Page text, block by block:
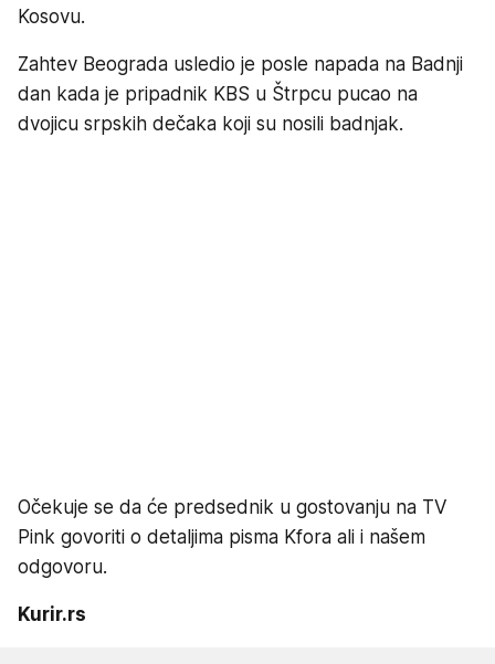
Kosovu.
Zahtev Beograda usledio je posle napada na Badnji
dan kada je pripadnik KBS u Štrpcu pucao na
dvojicu srpskih dečaka koji su nosili badnjak.
Očekuje se da će predsednik u gostovanju na TV
Pink govoriti o detaljima pisma Kfora ali i našem
odgovoru.
Kurir.rs